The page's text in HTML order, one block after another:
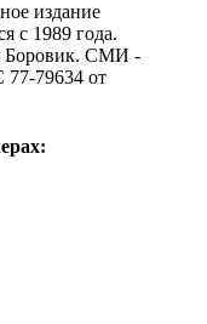
издание
с 1989 года.
Боровик. CМИ -
79634 от